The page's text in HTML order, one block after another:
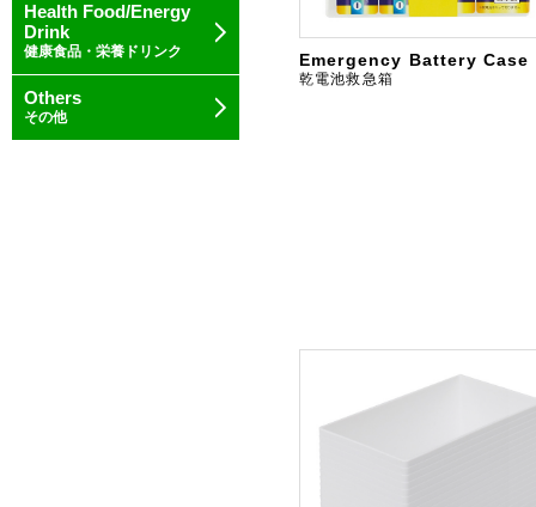
Health Food/Energy
Drink
健康食品・栄養ドリンク
Others
その他
Emergency Battery Case
乾電池救急箱